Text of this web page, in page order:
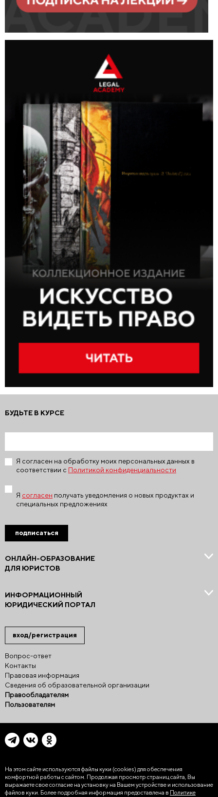
вход/регистрация
Вопрос-ответ
Контакты
Правовая информация
Сведения об образовательной организации
Правообладателям
Пользователям
ОНЛАЙН-ОБРАЗОВАНИЕ
ДЛЯ ЮРИСТОВ
ИНФОРМАЦИОННЫЙ
ЮРИДИЧЕСКИЙ ПОРТАЛ
БУДЬТЕ В КУРСЕ
Я согласен на обработку моих персональных данных в
соответствии с Политикой конфиденциальности
Я согласен получать уведомления о новых продуктах и
специальных предложениях
подписаться
На этом сайте используются файлы куки (cookies) для обеспечения
комфортной работы с сайтом. Продолжая просмотр страниц сайта, Вы
выражаете свое согласие на установку на Вашем устройстве и использование
файлов куки. Более подробная информация предоставлена в Политике